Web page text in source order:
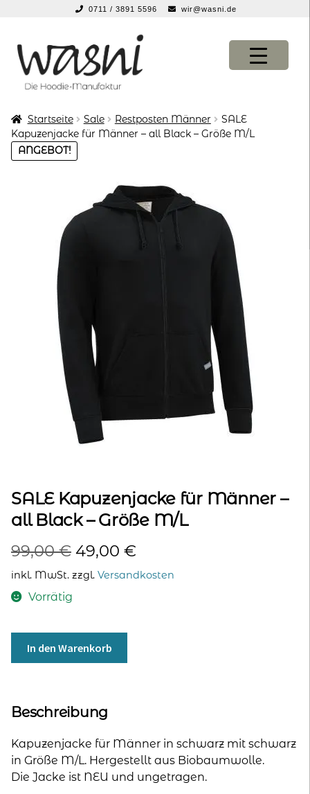
0711 / 3891 5596 wir@wasni.de
Navigation
springen
Inhalt
springen
KONFIGURATOR
KONFIGURATOR
SHOP
Startseite Sale Restposten Männer
SALE
Kapuzenjacke für Männer – all Black – Größe M/L
ANGEBOT!
SALE Kapuzenjacke für Männer –
all Black – Größe M/L
99,00€ Ursprünglicher
Preis
49,00 €
Preis
inkl. MwSt. zzgl. Versandkosten
Vorrätig
Kapuzenjacke
-
Black
-
Größe
In den Warenkorb
Beschreibung
Kapuzenjacke für Männer in schwarz mit schwarz
in Größe M/L. Hergestellt aus Biobaumwolle.
Die Jacke ist NEU und ungetragen.